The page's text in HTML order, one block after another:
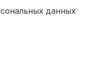
данных